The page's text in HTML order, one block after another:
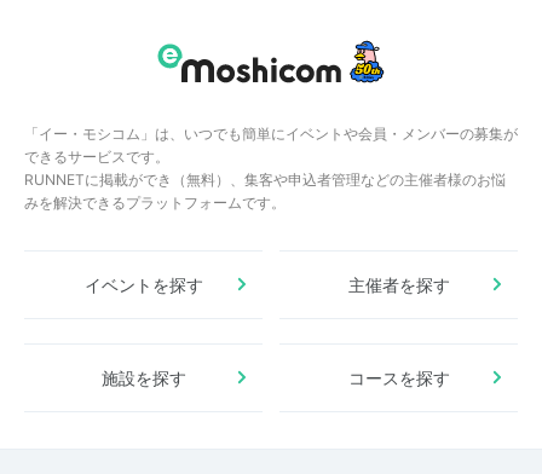
「イー・モシコム」は、いつでも簡単にイベントや会員・メンバーの募集が
できるサービスです。
RUNNETに掲載ができ（無料）、集客や申込者管理などの主催者様のお悩
みを解決できるプラットフォームです。
イベントを探す 主催者を探す
施設を探す コースを探す